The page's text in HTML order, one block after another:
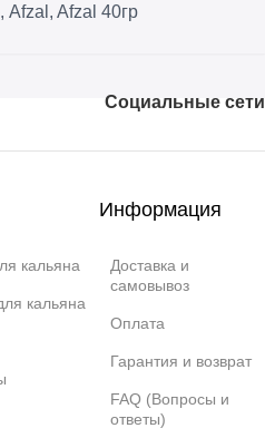
, Afzal , Afzal 40гр
Социальные сети
кальяна
кальяна
Информация
Доставка и
самовывоз
Оплата
Гарантия и возврат
FAQ (Вопросы и
ответы)